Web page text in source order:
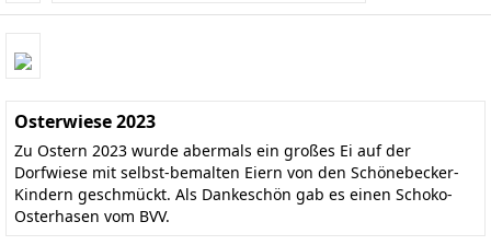
Osterwiese 2023
Zu Ostern 2023 wurde abermals ein großes Ei auf der
Dorfwiese mit selbst-bemalten Eiern von den Schönebecker-
Kindern geschmückt. Als Dankeschön gab es einen Schoko-
Osterhasen vom BVV.